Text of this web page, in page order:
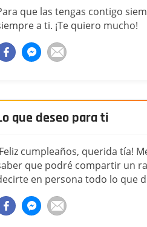
que las tengas contigo
a ti. ¡Te quiero mucho!
que deseo para ti
cumpleaños, querida tía!
que podré compartir un
en persona todo lo que